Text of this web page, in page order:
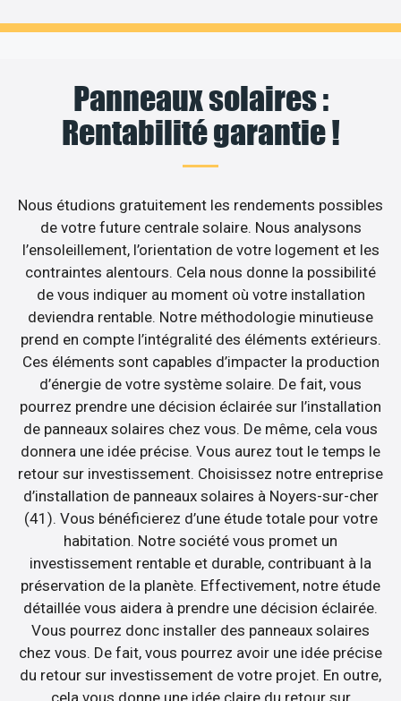
Panneaux solaires :
Rentabilité garantie !
Nous étudions gratuitement les rendements possibles
de votre future centrale solaire. Nous analysons
l’ensoleillement, l’orientation de votre logement et les
contraintes alentours. Cela nous donne la possibilité
de vous indiquer au moment où votre installation
deviendra rentable. Notre méthodologie minutieuse
prend en compte l’intégralité des éléments extérieurs.
Ces éléments sont capables d’impacter la production
d’énergie de votre système solaire. De fait, vous
pourrez prendre une décision éclairée sur l’installation
de panneaux solaires chez vous. De même, cela vous
donnera une idée précise. Vous aurez tout le temps le
retour sur investissement. Choisissez notre entreprise
d’installation de panneaux solaires à Noyers-sur-cher
(41). Vous bénéficierez d’une étude totale pour votre
habitation. Notre société vous promet un
investissement rentable et durable, contribuant à la
préservation de la planète. Effectivement, notre étude
détaillée vous aidera à prendre une décision éclairée.
Vous pourrez donc installer des panneaux solaires
chez vous. De fait, vous pourrez avoir une idée précise
du retour sur investissement de votre projet. En outre,